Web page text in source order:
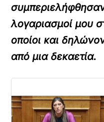
λογαριασμοί μου
οποίοι και
από μια δεκαετία.